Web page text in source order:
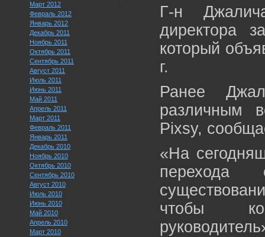
Март 2012
Февраль 2012
Январь 2012
Декабрь 2011
Ноябрь 2011
Октябрь 2011
Сентябрь 2011
Август 2011
Июль 2011
Июнь 2011
Май 2011
Апрель 2011
Март 2011
Февраль 2011
Январь 2011
Декабрь 2010
Ноябрь 2010
Октябрь 2010
Сентябрь 2010
Август 2010
Июль 2010
Июнь 2010
Май 2010
Апрель 2010
Март 2010
Г-н
директора
который
г.
Ранее
различным
Pixsy,
«На
перехода
чтобы